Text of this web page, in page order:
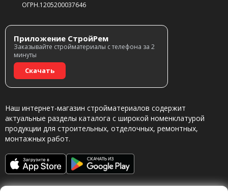
ОГРН.1205200037646
Приложение СтройРем
Заказывайте стройматериалы с телефона за 2
минуты
Скачать
Наш интернет-магазин стройматериалов содержит
актуальные разделы каталога с широкой номенклатурой
продукции для строительных, отделочных, ремонтных,
монтажных работ.